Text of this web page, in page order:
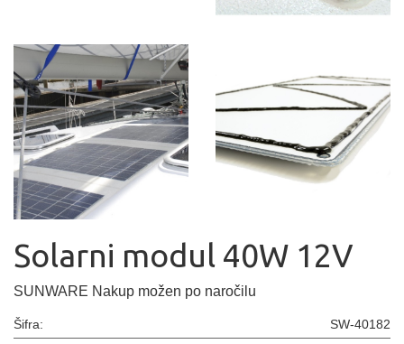
Solarni modul 40W 12V
SUNWARE Nakup možen po naročilu
Šifra:
SW-40182